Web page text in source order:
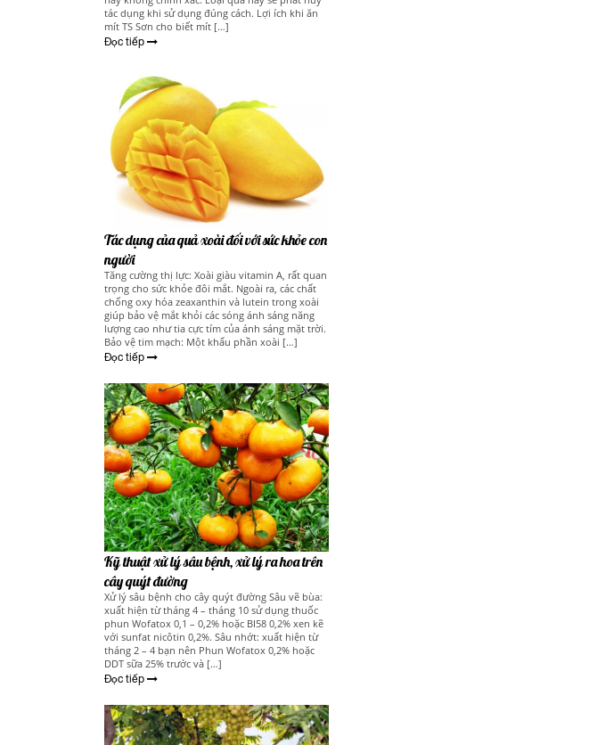
tác dụng khi sử dụng đúng cách. Lợi ích khi ăn
mít TS Sơn cho biết mít […]
Đọc tiếp
Tác dụng của quả xoài đối với sức khỏe con
người
Tăng cường thị lực: Xoài giàu vitamin A, rất quan
trọng cho sức khỏe đôi mắt. Ngoài ra, các chất
chống oxy hóa zeaxanthin và lutein trong xoài
giúp bảo vệ mắt khỏi các sóng ánh sáng năng
lượng cao như tia cực tím của ánh sáng mặt trời.
Bảo vệ tim mạch: Một khẩu phần xoài […]
Đọc tiếp
Kỹ thuật xử lý sâu bệnh, xử lý ra hoa trên
cây quýt đường
Xử lý sâu bệnh cho cây quýt đường Sâu vẽ bùa:
xuất hiện từ tháng 4 – tháng 10 sử dụng thuốc
phun Wofatox 0,1 – 0,2% hoặc BI58 0,2% xen kẽ
với sunfat nicôtin 0,2%. Sâu nhớt: xuất hiện từ
tháng 2 – 4 bạn nên Phun Wofatox 0,2% hoặc
DDT sữa 25% trước và […]
Đọc tiếp